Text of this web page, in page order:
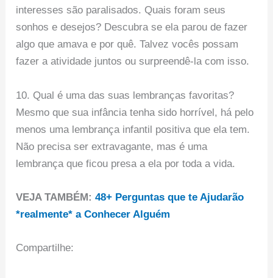
interesses são paralisados. Quais foram seus
sonhos e desejos? Descubra se ela parou de fazer
algo que amava e por quê. Talvez vocês possam
fazer a atividade juntos ou surpreendê-la com isso.
10. Qual é uma das suas lembranças favoritas?
Mesmo que sua infância tenha sido horrível, há pelo
menos uma lembrança infantil positiva que ela tem.
Não precisa ser extravagante, mas é uma
lembrança que ficou presa a ela por toda a vida.
VEJA TAMBÉM:48+ Perguntas que te Ajudarão
*realmente* a Conhecer Alguém
Compartilhe: